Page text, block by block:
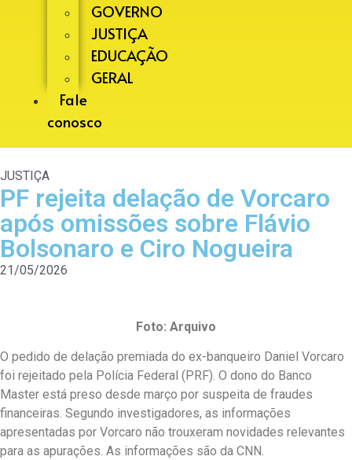
GOVERNO
JUSTIÇA
EDUCAÇÃO
GERAL
Fale
conosco
JUSTIÇA
PF rejeita delação de Vorcaro
após omissões sobre Flávio
Bolsonaro e Ciro Nogueira
21/05/2026
Foto: Arquivo
O pedido de delação premiada do ex-banqueiro Daniel Vorcaro
foi rejeitado pela Polícia Federal (PRF). O dono do Banco
Master está preso desde março por suspeita de fraudes
financeiras. Segundo investigadores, as informações
apresentadas por Vorcaro não trouxeram novidades relevantes
para as apurações. As informações são da CNN.